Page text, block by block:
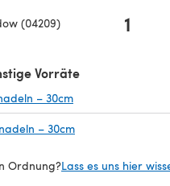
(04209) 1
Vorräte
– 30cm
– 30cm
Ordnung?Lass es uns hier